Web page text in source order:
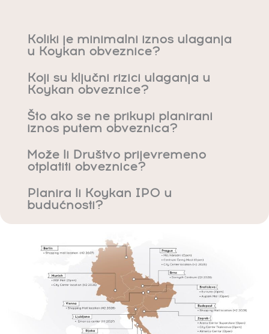
Koliki je minimalni iznos ulaganja
u Koykan obveznice?
Koji su ključni rizici ulaganja u
Koykan obveznice?
Što ako se ne prikupi planirani
iznos putem obveznica?
Može li Društvo prijevremeno
otplatiti obveznice?
Planira li Koykan IPO u
budućnosti?